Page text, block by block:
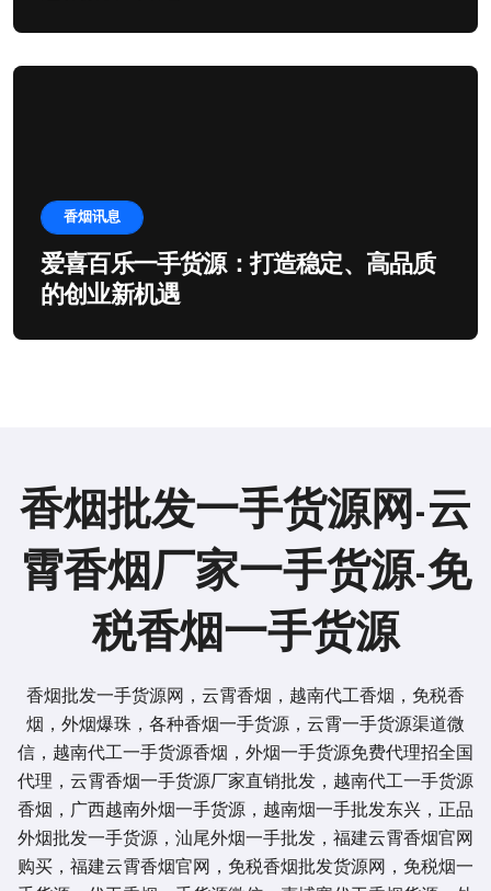
香烟讯息
爱喜百乐一手货源：打造稳定、高品质
的创业新机遇
香烟批发一手货源网-云
霄香烟厂家一手货源-免
税香烟一手货源
香烟批发一手货源网，云霄香烟，越南代工香烟，免税香
烟，外烟爆珠，各种香烟一手货源，云霄一手货源渠道微
信，越南代工一手货源香烟，外烟一手货源免费代理招全国
代理，云霄香烟一手货源厂家直销批发，越南代工一手货源
香烟，广西越南外烟一手货源，越南烟一手批发东兴，正品
外烟批发一手货源，汕尾外烟一手批发，福建云霄香烟官网
购买，福建云霄香烟官网，免税香烟批发货源网，免税烟一